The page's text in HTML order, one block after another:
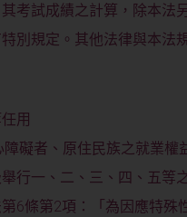
考試成績之計算，除本法
別規定。其他法律與本法
用
障礙者、原住民族之就業權
行一、二、三、四、五等
6條第2項：「為因應特殊